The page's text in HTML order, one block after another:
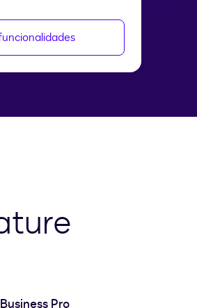
Business Pro